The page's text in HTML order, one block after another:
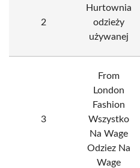
2
Hurtownia
odzieży
używanej
3
From
London
Fashion
Wszystko
Na Wage
Odziez Na
Wage